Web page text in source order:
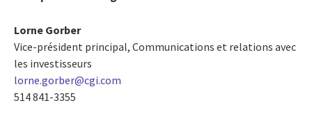
Lorne Gorber
Vice-président principal, Communications et relations avec
les investisseurs
lorne.gorber@cgi.com
514 841-3355